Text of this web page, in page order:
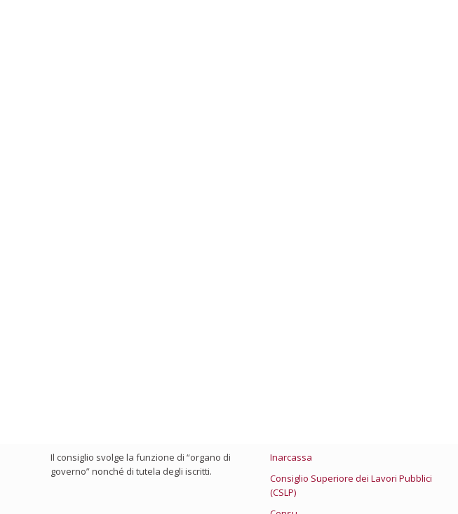
Il consiglio svolge la funzione di “organo di
governo” nonché di tutela degli iscritti.
Inarcassa
Consiglio Superiore dei Lavori Pubblici
(CSLP)